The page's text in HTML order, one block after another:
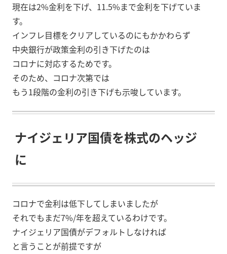
現在は2%金利を下げ、11.5%まで金利を下げていま
す。
インフレ目標をクリアしているのにもかかわらず
中央銀行が政策金利の引き下げたのは
コロナに対応するためです。
そのため、コロナ次第では
もう1段階の金利の引き下げも示唆しています。
ナイジェリア国債を株式のヘッジ
に
コロナで金利は低下してしまいましたが
それでもまだ7%/年を超えているわけです。
ナイジェリア国債がデフォルトしなければ
と言うことが前提ですが